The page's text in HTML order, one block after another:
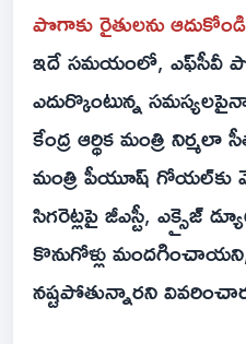
పొగాకు రైతులను
ఇదే సమయంలో, ఎఫ్‌సీవీ
ఎదుర్కొంటున్న
కేంద్ర ఆర్థిక మంత్రి
మంత్రి పీయూష్ గోయల్‌కు
సిగరెట్లపై జీఎస్టీ, ఎక్సైజ్
కొనుగోళ్లు మందగించాయని,
నష్టపోతున్నారని